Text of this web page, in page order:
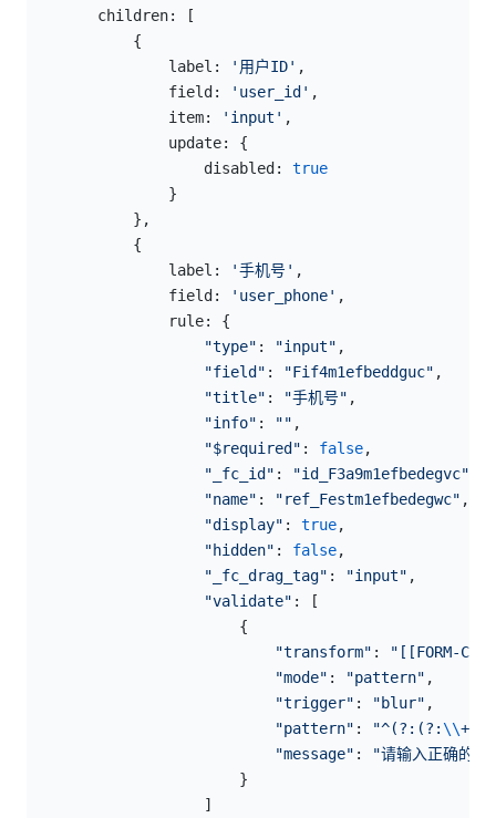
        children: [
            {
                label:
'用户ID' ,
                field:
'user_id' ,
                item:
'input' ,
                update: {
                    disabled:
true
                }
            },
            {
                label:
'手机号' ,
                field:
'user_phone' ,
                rule: {
                    "type"
: "input" ,
                    "field"
: "Fif4m1efbeddguc" ,
                    "title"
: "手机号" ,
                    "info"
: "" ,
                    "$required"
: false,
                    "_fc_id"
: "id_F3a9m1efbedegvc"
                    "name"
: "ref_Festm1efbedegwc" ,
                    "display"
: true,
                    "hidden"
: false,
                    "_fc_drag_tag"
: "input" ,
                    "validate"
: [
                        {
                            "transform"
:
"[[FORM-
                            "mode"
: "pattern" ,
                            "trigger"
: "blur" ,
                            "pattern"
: "^(?:(?:\\
                            "message"
:
"请输入正确的手
                        }
                    ]